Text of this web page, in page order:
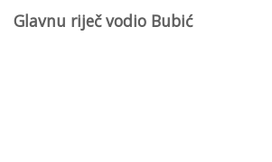
Glavnu riječ vodio Bubić